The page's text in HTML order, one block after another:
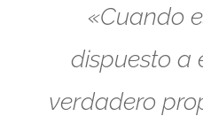
«Cuando
dispuesto a
verdadero